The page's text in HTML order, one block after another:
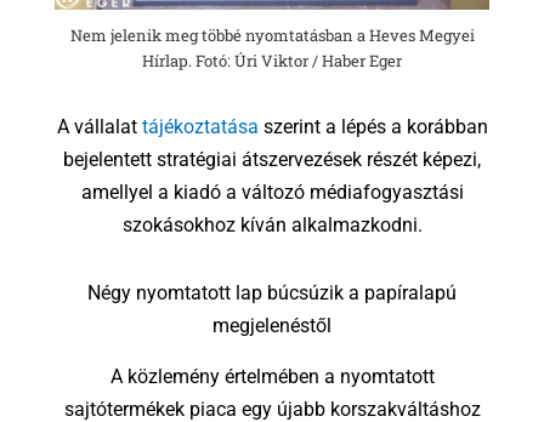
Nem jelenik meg többé nyomtatásban a Heves Megyei
Hírlap. Fotó: Úri Viktor / Haber Eger
A vállalat tájékoztatása szerint a lépés a korábban
bejelentett stratégiai átszervezések részét képezi,
amellyel a kiadó a változó médiafogyasztási
szokásokhoz kíván alkalmazkodni.
Négy nyomtatott lap búcsúzik a papíralapú
megjelenéstől
A közlemény értelmében a nyomtatott
sajtótermékek piaca egy újabb korszakváltáshoz